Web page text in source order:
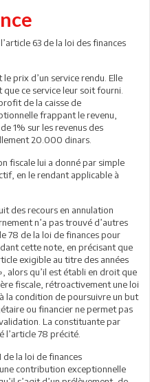
63 de la loi des finances
prix d’un service rendu. Elle
ce service leur soit fourni.
de la caisse de
frappant le revenu,
1% sur les revenus des
20.000 dinars.
fiscale lui a donné par simple
en le rendant applicable à
des recours en annulation
n’a pas trouvé d’autres
78 de la loi de finances pour
cette note, en précisant que
exigible au titre des années
alors qu’il est établi en droit que
fiscale, rétroactivement une loi
la condition de poursuivre un but
ou financier ne permet pas
La constituante par
l’article 78 précité.
de la loi de finances
contribution exceptionnelle